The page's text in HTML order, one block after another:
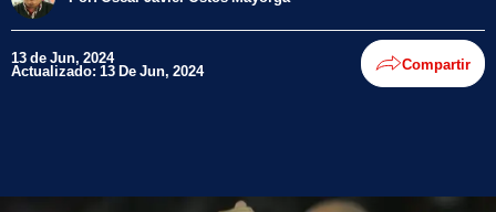
13 de Jun, 2024
Actualizado: 13 De Jun, 2024 Compartir